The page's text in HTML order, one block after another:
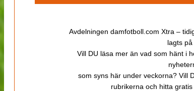
Avdelningen damfotboll.com Xtra –
lagts på
Vill DU läsa mer än vad som hänt i
som syns här under veckorna? Vill
rubrikerna och hitta